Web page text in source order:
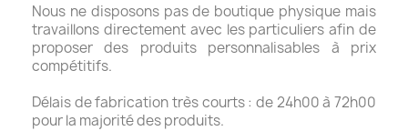
Nous ne disposons pas de boutique physique mais
travaillons directement avec les particuliers afin de
proposer des produits personnalisables à prix
compétitifs.
Délais de fabrication très courts : de 24h00 à 72h00
pour la majorité des produits.